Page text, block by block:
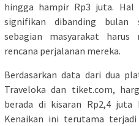
hingga hampir Rp3 juta. Hal
signifikan dibanding bulan
sebagian masyarakat harus
rencana perjalanan mereka.
Berdasarkan data dari dua
Traveloka dan tiket.com,
berada di kisaran Rp2,4 juta
Kenaikan ini terutama